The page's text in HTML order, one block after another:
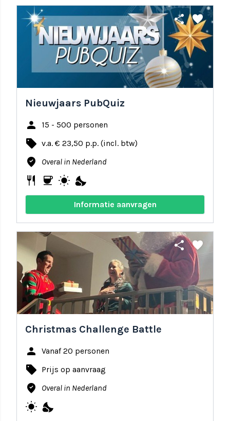
share favorite
Nieuwjaars PubQuiz
person 15 - 500 personen
local_offer v.a. € 23,50 p.p. (incl. btw)
where_to_vote Overal in Nederland
restaurant coffee wb_sunny nights_stay
Informatie aanvragen
share favorite
Christmas Challenge Battle
person Vanaf 20 personen
local_offer Prijs op aanvraag
where_to_vote Overal in Nederland
wb_sunny nights_stay